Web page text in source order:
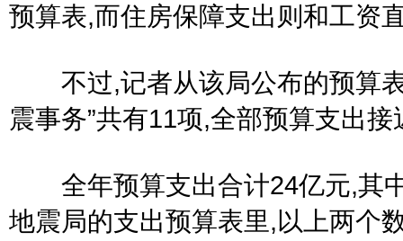
预算表,而住房保障支出则和工资
不过,记者从该局公布的预算表
震事务”共有11项,全部预算支出
全年预算支出合计24亿元,其
地震局的支出预算表里,以上两个